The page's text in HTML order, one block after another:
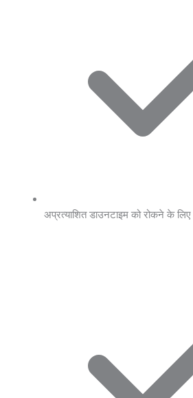
अप्रत्याशित डाउनटाइम को रोकने के लिए